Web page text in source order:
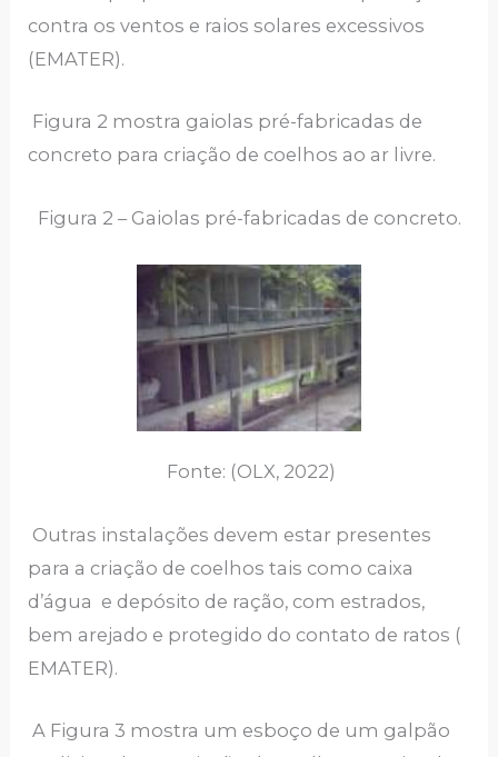
contra os ventos e raios solares excessivos
(EMATER).
Figura 2 mostra gaiolas pré-fabricadas de
concreto para criação de coelhos ao ar livre.
Figura 2 – Gaiolas pré-fabricadas de concreto.
Fonte: (OLX, 2022)
Outras instalações devem estar presentes
para a criação de coelhos tais como caixa
d’água e depósito de ração, com estrados,
bem arejado e protegido do contato de ratos (
EMATER).
A Figura 3 mostra um esboço de um galpão